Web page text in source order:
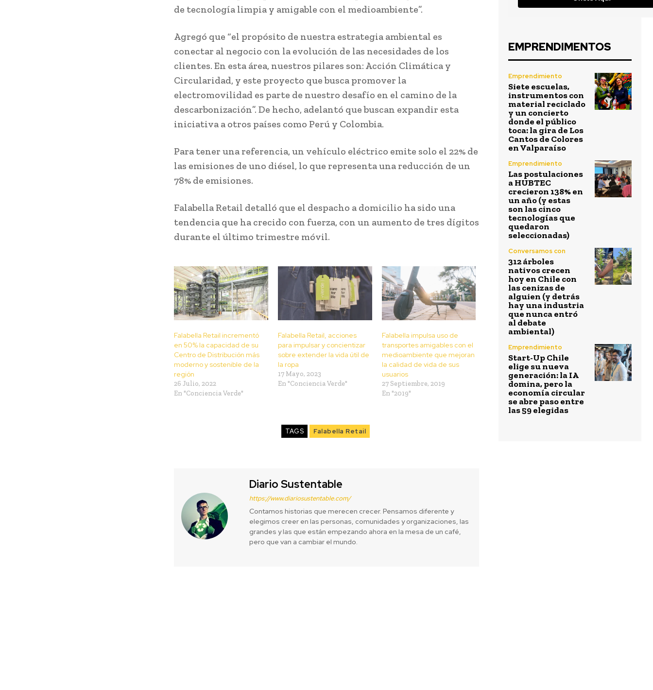
de tecnología limpia y amigable con el medioambiente”.
Agregó que “el propósito de nuestra estrategia ambiental es
conectar al negocio con la evolución de las necesidades de los
clientes. En esta área, nuestros pilares son: Acción Climática y
Circularidad, y este proyecto que busca promover la
electromovilidad es parte de nuestro desafío en el camino de la
descarbonización”. De hecho, adelantó que buscan expandir esta
iniciativa a otros países como Perú y Colombia.
Para tener una referencia, un vehículo eléctrico emite solo el 22% de
las emisiones de uno diésel, lo que representa una reducción de un
78% de emisiones.
Falabella Retail detalló que el despacho a domicilio ha sido una
tendencia que ha crecido con fuerza, con un aumento de tres dígitos
durante el último trimestre móvil.
Falabella Retail incrementó
en 50% la capacidad de su
Centro de Distribución más
moderno y sostenible de la
región
26 Julio, 2022
En "Conciencia Verde"
Falabella Retail, acciones
para impulsar y concientizar
sobre extender la vida útil de
la ropa
17 Mayo, 2023
En "Conciencia Verde"
Falabella impulsa uso de
transportes amigables con el
medioambiente que mejoran
la calidad de vida de sus
usuarios
27 Septiembre, 2019
En "2019"
TAGS Falabella Retail
Diario Sustentable
https://www.diariosustentable.com/
Contamos historias que merecen crecer. Pensamos diferente y
elegimos creer en las personas, comunidades y organizaciones, las
grandes y las que están empezando ahora en la mesa de un café,
pero que van a cambiar el mundo.
EMPRENDIMENTOS
Emprendimiento
Siete escuelas,
instrumentos con
material reciclado
y un concierto
donde el público
toca: la gira de Los
Cantos de Colores
en Valparaíso
Emprendimiento
Las postulaciones
a HUBTEC
crecieron 138% en
un año (y estas
son las cinco
tecnologías que
quedaron
seleccionadas)
Conversamos con
312 árboles
nativos crecen
hoy en Chile con
las cenizas de
alguien (y detrás
hay una industria
que nunca entró
al debate
ambiental)
Emprendimiento
Start-Up Chile
elige su nueva
generación: la IA
domina, pero la
economía circular
se abre paso entre
las 59 elegidas